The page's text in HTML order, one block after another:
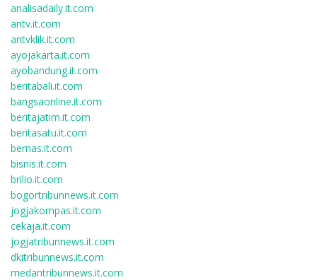
analisadaily.it.com
antv.it.com
antvklik.it.com
ayojakarta.it.com
ayobandung.it.com
beritabali.it.com
bangsaonline.it.com
beritajatim.it.com
beritasatu.it.com
bernas.it.com
bisnis.it.com
brilio.it.com
bogortribunnews.it.com
jogjakompas.it.com
cekaja.it.com
jogjatribunnews.it.com
dkitribunnews.it.com
medantribunnews.it.com